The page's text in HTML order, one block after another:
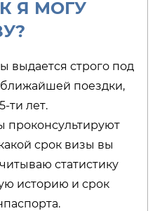
Я МОГУ
выдается строго под
поездки,
ти лет.
проконсультируют
срок визы вы
статистику
историю и срок